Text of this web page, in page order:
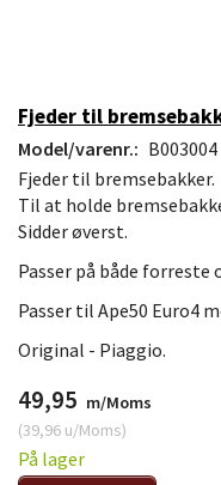
Fjeder til
Model/varenr.: B003004
Fjeder til bremsebakker.
Til at holde
Sidder øverst.
Passer på både forreste
Passer til Ape50 Euro4
Original - Piaggio.
49,95 m/Moms
(39,96 u/Moms)
På lager